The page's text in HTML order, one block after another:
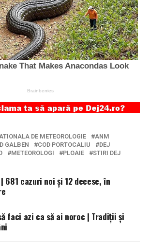
DE METEOROLOGIE
ANM
GALBEN COD PORTOCALIU
DEJ
METEOROLOGI PLOAIE STIRI DEJ
| 681 cazuri noi și 12 decese, în
faci azi ca să ai noroc | Tradiţii şi